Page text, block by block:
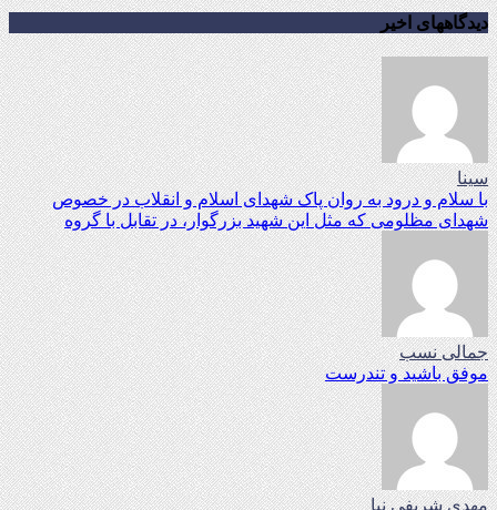
دیدگاههای اخیر
سینا
با سلام و درود به روان پاک شهدای اسلام و انقلاب در خصوص
شهدای مظلومی که مثل این شهید بزرگوار، در تقابل با گروه
جمالی نسب
موفق باشید و تندرست
مهدی شریفی نیا